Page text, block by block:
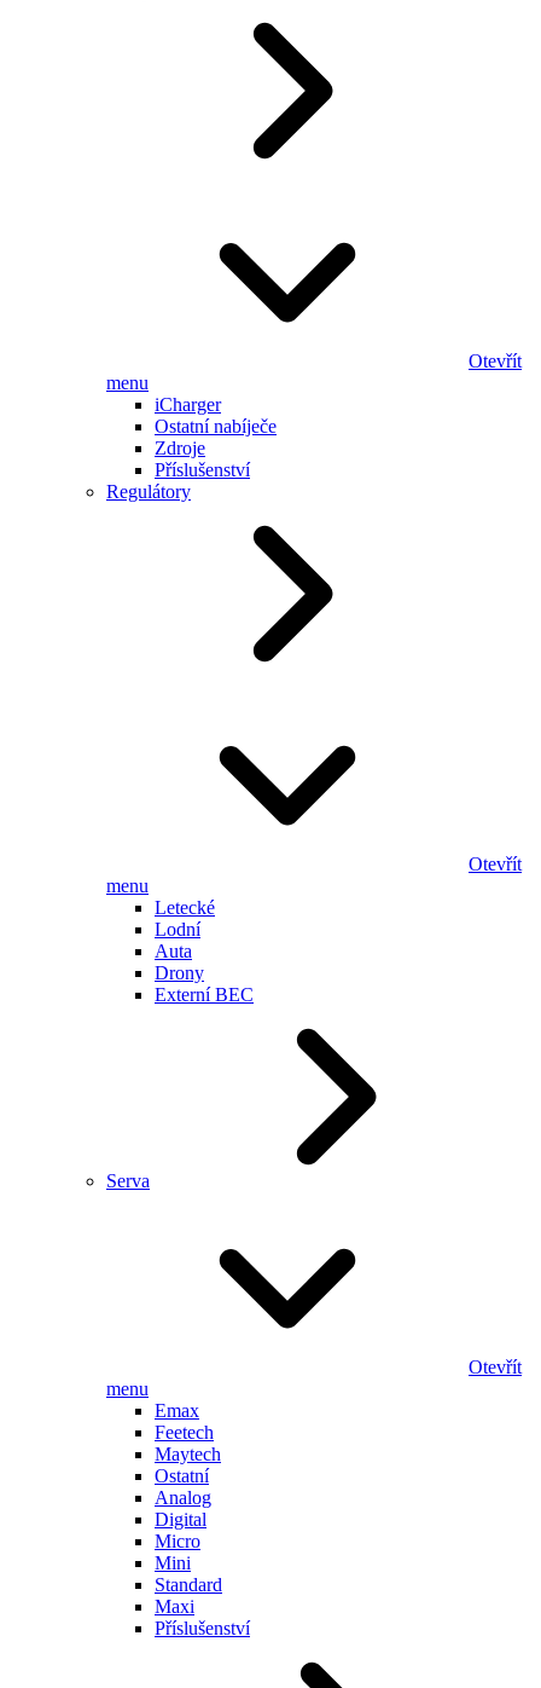
Otevřít
menu
iCharger
Ostatní nabíječe
Zdroje
Příslušenství
Regulátory
Otevřít
menu
Letecké
Lodní
Auta
Drony
Externí BEC
Serva
Otevřít
menu
Emax
Feetech
Maytech
Ostatní
Analog
Digital
Micro
Mini
Standard
Maxi
Příslušenství